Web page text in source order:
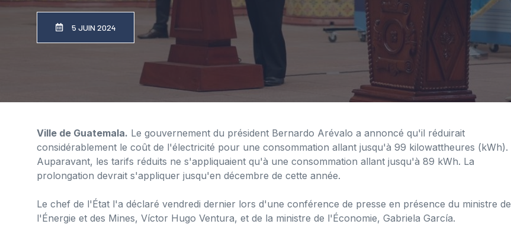
5 JUIN 2024
Ville de Guatemala. Le gouvernement du président Bernardo Arévalo a annoncé qu'il réduirait
considérablement le coût de l'électricité pour une consommation allant jusqu'à 99 kilowattheures (kWh).
Auparavant, les tarifs réduits ne s'appliquaient qu'à une consommation allant jusqu'à 89 kWh. La
prolongation devrait s'appliquer jusqu'en décembre de cette année.
Le chef de l'État l'a déclaré vendredi dernier lors d'une conférence de presse en présence du ministre de
l'Énergie et des Mines, Víctor Hugo Ventura, et de la ministre de l'Économie, Gabriela García.